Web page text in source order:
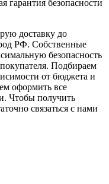
гарантия безопасности
доставку до
РФ. Собственные
безопасность
Подбираем
от бюджета и
оформить все
Чтобы получить
связаться с нами